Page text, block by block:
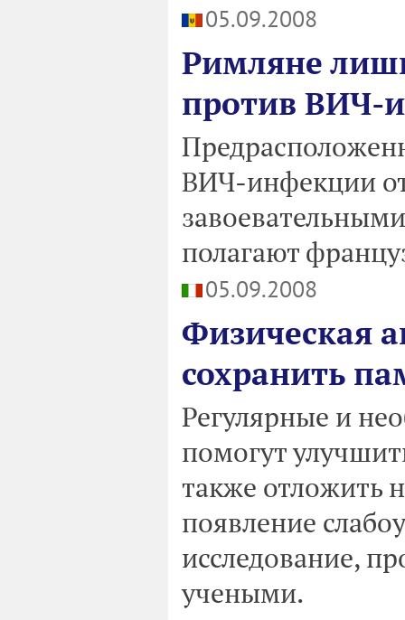
05.09.2008
Римляне
против ВИЧ-
ВИЧ-инфекции
полагают
05.09.2008
Физическая
сохранить
Регулярные и
помогут
также отложить
появление
исследование,
учеными.